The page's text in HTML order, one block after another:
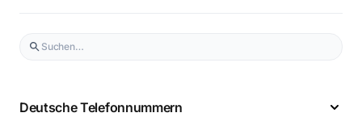
Deutsche Telefonnummern